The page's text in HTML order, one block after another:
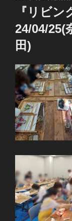
『リビン
24/04/25(
田)